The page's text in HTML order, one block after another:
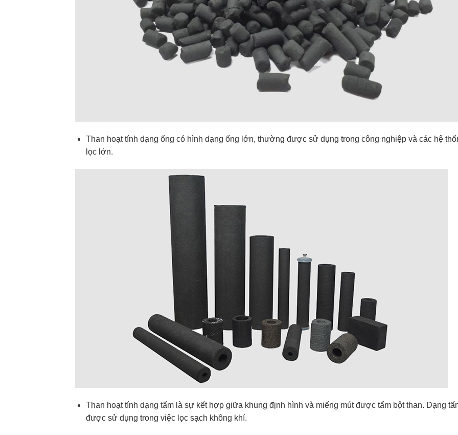
Than hoạt tính dạng ống có hình dạng ống lớn, thường được sử dụng trong công nghiệp và các hệ
lọc lớn.
Than hoạt tính dạng tấm là sự kết hợp giữa khung định hình và miếng mút được tẩm bột than. Dạng
được sử dụng trong việc lọc sạch không khí.